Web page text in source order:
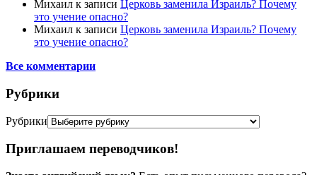
Михаил к записи Церковь заменила Израиль? Почему
это учение опасно?
Михаил к записи Церковь заменила Израиль? Почему
это учение опасно?
Все комментарии
Рубрики
Рубрики
Приглашаем переводчиков!